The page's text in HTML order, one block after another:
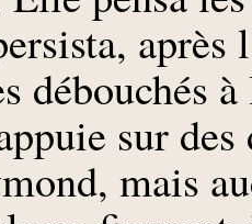
après
débouchés
sur
mais